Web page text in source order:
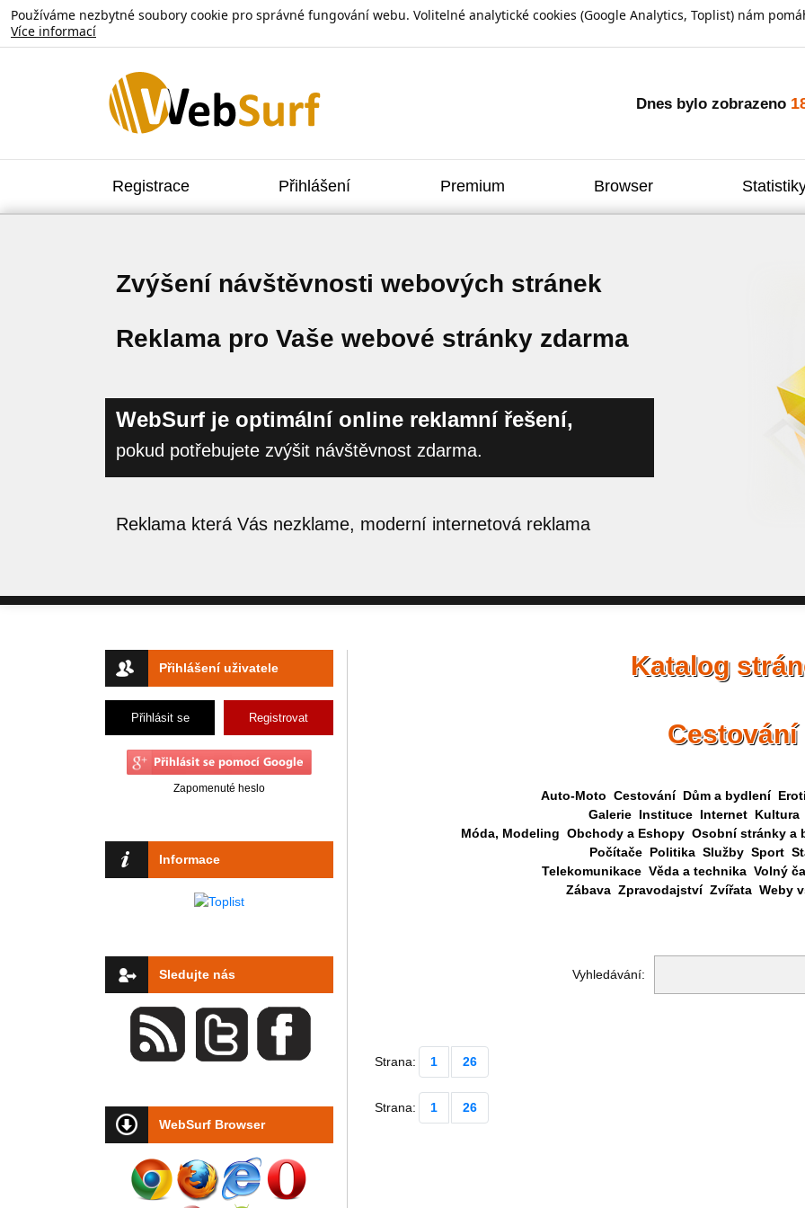
Používáme nezbytné soubory cookie pro správné fungování webu. Volitelné analytické cookies (Google Analytics, Toplist) nám
Více informací
Dnes bylo zobrazeno
Registrace Přihlášení Premium Browser
Zvýšení návštěvnosti webových stránek
Reklama pro Vaše webové stránky zdarma
WebSurf je optimální online reklamní řešení,
pokud potřebujete zvýšit návštěvnost zdarma.
Reklama která Vás nezklame, moderní internetová reklama
Přihlášení uživatele
Přihlásit se Registrovat
Zapomenuté heslo
Informace
Sledujte nás
WebSurf Browser
Katalog
Cestování
Auto-Moto Cestování Dům a bydlení
Galerie Instituce Internet Kultura
Móda, Modeling Obchody a Eshopy Osobní stránky a
Počítače Politika Služby Sport
Telekomunikace Věda a technika Volný
Zábava Zpravodajství Zvířata Weby
Vyhledávání:
Strana: 1 26
Strana: 1 26